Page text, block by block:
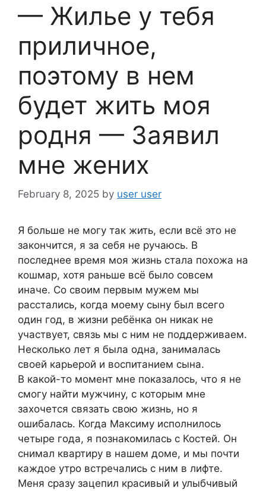
— Жилье у тебя
приличное,
поэтому в нем
будет жить моя
родня — Заявил
мне жених
February 8, 2025 by user user
Я больше не могу так жить, если всё это не
закончится, я за себя не ручаюсь. В
последнее время моя жизнь стала похожа на
кошмар, хотя раньше всё было совсем
иначе. Со своим первым мужем мы
расстались, когда моему сыну был всего
один год, в жизни ребёнка он никак не
участвует, связь мы с ним не поддерживаем.
Несколько лет я была одна, занималась
своей карьерой и воспитанием сына.
В какой-то момент мне показалось, что я не
смогу найти мужчину, с которым мне
захочется связать свою жизнь, но я
ошибалась. Когда Максиму исполнилось
четыре года, я познакомилась с Костей. Он
снимал квартиру в нашем доме, и мы почти
каждое утро встречались с ним в лифте.
Меня сразу зацепил красивый и улыбчивый